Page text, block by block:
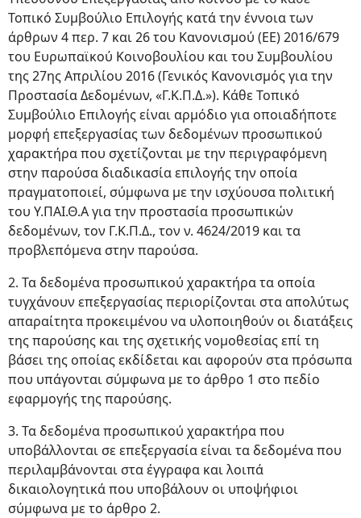
Τοπικό Συμβούλιο Επιλογής κατά την έννοια των
άρθρων 4 περ. 7 και 26 του Κανονισμού (ΕΕ) 2016/679
του Ευρωπαϊκού Κοινοβουλίου και του Συμβουλίου
της 27ης Απριλίου 2016 (Γενικός Κανονισμός για την
Προστασία Δεδομένων, «Γ.Κ.Π.Δ.»). Κάθε Τοπικό
Συμβούλιο Επιλογής είναι αρμόδιο για οποιαδήποτε
μορφή επεξεργασίας των δεδομένων προσωπικού
χαρακτήρα που σχετίζονται με την περιγραφόμενη
στην παρούσα διαδικασία επιλογής την οποία
πραγματοποιεί, σύμφωνα με την ισχύουσα πολιτική
του Υ.ΠΑΙ.Θ.Α για την προστασία προσωπικών
δεδομένων, τον Γ.Κ.Π.Δ., τον ν. 4624/2019 και τα
προβλεπόμενα στην παρούσα.
2. Τα δεδομένα προσωπικού χαρακτήρα τα οποία
τυγχάνουν επεξεργασίας περιορίζονται στα απολύτως
απαραίτητα προκειμένου να υλοποιηθούν οι διατάξεις
της παρούσης και της σχετικής νομοθεσίας επί τη
βάσει της οποίας εκδίδεται και αφορούν στα πρόσωπα
που υπάγονται σύμφωνα με το άρθρο 1 στο πεδίο
εφαρμογής της παρούσης.
3. Τα δεδομένα προσωπικού χαρακτήρα που
υποβάλλονται σε επεξεργασία είναι τα δεδομένα που
περιλαμβάνονται στα έγγραφα και λοιπά
δικαιολογητικά που υποβάλουν οι υποψήφιοι
σύμφωνα με το άρθρο 2.